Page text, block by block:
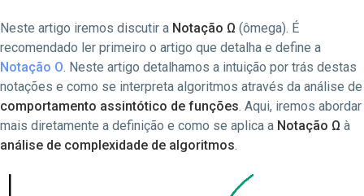
Neste artigo iremos discutir a Notação Ω (ômega). É
recomendado ler primeiro o artigo que detalha e define a
Notação O. Neste artigo detalhamos a intuição por trás destas
notações e como se interpreta algoritmos através da análise de
comportamento assintótico de funções. Aqui, iremos abordar
mais diretamente a definição e como se aplica a Notação Ω à
análise de complexidade de algoritmos.